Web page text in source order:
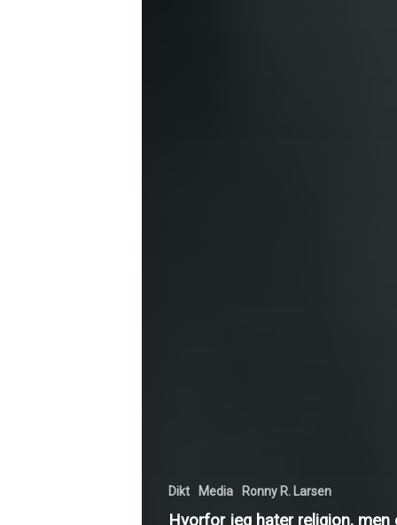
Dikt Media Ronny R. Larsen
Hvorfor jeg hater religion, men